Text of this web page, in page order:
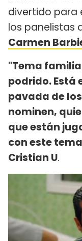
divertido para
los panelistas
Carmen
"Tema
podrido. Está
pavada de
nominen,
que están
con este
Cristian U.